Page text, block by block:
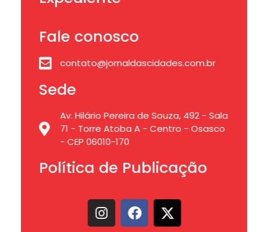
Fale conosco
contato@jornaldascidades.com.br
Sede
Av. Hilário Pereira de Souza, 492 - Sala
71 - Torre Atoba A - Centro - Osasco
- CEP 06010-170
Política de Publicação